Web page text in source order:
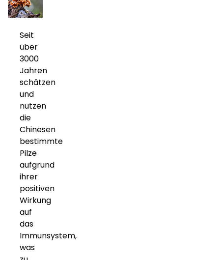
Seit
über
3000
Jahren
schätzen
und
nutzen
die
Chinesen
bestimmte
Pilze
aufgrund
ihrer
positiven
Wirkung
auf
das
Immunsystem,
was